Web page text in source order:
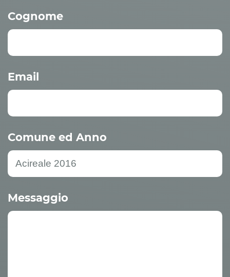
Cognome
Email
Comune ed Anno
Messaggio